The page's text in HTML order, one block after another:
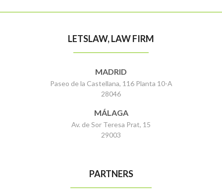
LETSLAW, LAW FIRM
MADRID
Paseo de la Castellana, 116 Planta 10-A
28046
MÁLAGA
Av. de Sor Teresa Prat, 15
29003
PARTNERS